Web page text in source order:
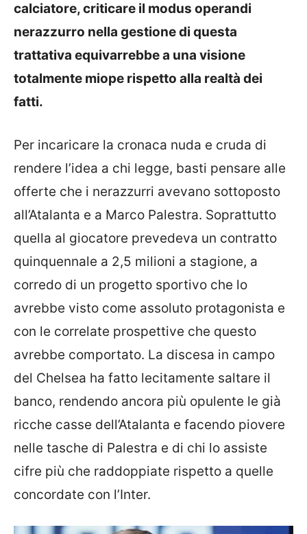
calciatore, criticare il modus operandi
nerazzurro nella gestione di questa
trattativa equivarrebbe a una visione
totalmente miope rispetto alla realtà dei
fatti.
Per incaricare la cronaca nuda e cruda di
rendere l’idea a chi legge, basti pensare alle
offerte che i nerazzurri avevano sottoposto
all’Atalanta e a Marco Palestra. Soprattutto
quella al giocatore prevedeva un contratto
quinquennale a 2,5 milioni a stagione, a
corredo di un progetto sportivo che lo
avrebbe visto come assoluto protagonista e
con le correlate prospettive che questo
avrebbe comportato. La discesa in campo
del Chelsea ha fatto lecitamente saltare il
banco, rendendo ancora più opulente le già
ricche casse dell’Atalanta e facendo piovere
nelle tasche di Palestra e di chi lo assiste
cifre più che raddoppiate rispetto a quelle
concordate con l’Inter.